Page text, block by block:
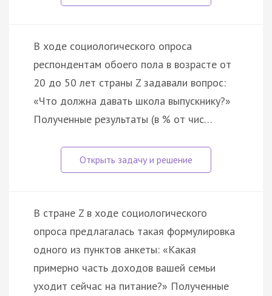
В ходе социологического опроса
респондентам обоего пола в возрасте от
20 до 50 лет страны Z задавали вопрос:
«Что должна давать школа выпускнику?»
Полученные результаты (в % от чис…
В стране Z в ходе социологического
опроса предлагалась такая формулировка
одного из пунктов анкеты: «Какая
примерно часть доходов вашей семьи
уходит сейчас на питание?» Полученные